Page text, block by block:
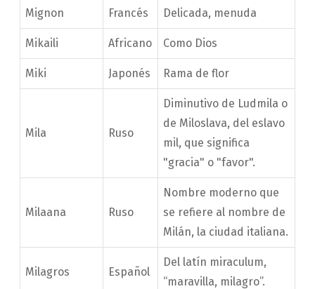
Mignon Francés Delicada, menuda
Mikaili Africano Como Dios
Miki Japonés Rama de flor
Mila Ruso
Diminutivo de Ludmila o
de Miloslava, del eslavo
mil, que significa
"gracia" o "favor".
Milaana Ruso
Nombre moderno que
se refiere al nombre de
Milán, la ciudad italiana.
Milagros Español
Del latín miraculum,
“maravilla, milagro”.